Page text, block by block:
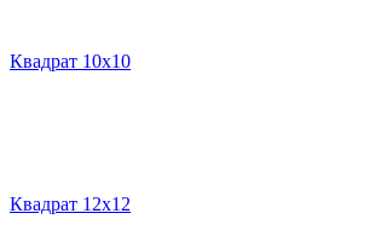
Квадрат 10х10
Квадрат 12х12